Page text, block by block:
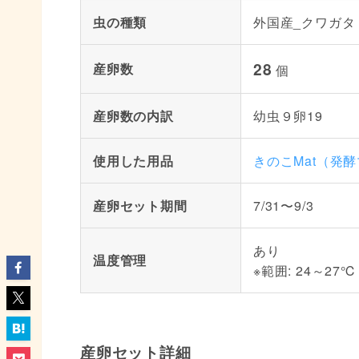
虫の種類 外国産_クワガタ
産卵数 28 個
産卵数の内訳 幼虫９卵19
使用した用品 きのこMat（発酵
産卵セット期間 7/31〜9/3
温度管理
あり
※範囲: 24～27℃
産卵セット詳細